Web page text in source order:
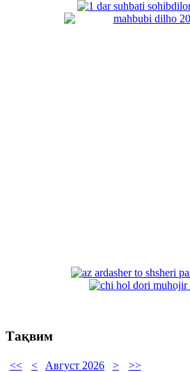
Тақвим
<< < Август 2026 >
>>